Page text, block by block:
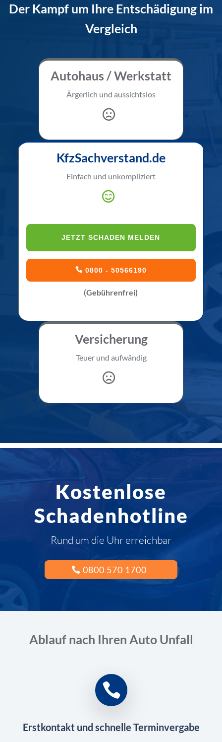
Der Kampf um Ihre Entschädigung im
Vergleich
Autohaus / Werkstatt
Ärgerlich und aussichtslos
KfzSachverstand.de
Einfach und unkompliziert
JETZT SCHADEN MELDEN
0800 - 50566190
(Gebührenfrei)
Versicherung
Teuer und aufwändig
Kostenlose
Schadenhotline
Rund um die Uhr erreichbar
0800 570 1700
Ablauf nach Ihren Auto Unfall
Erstkontakt und schnelle Terminvergabe